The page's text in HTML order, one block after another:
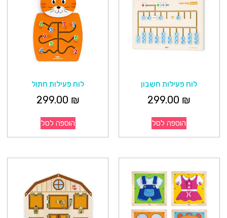
לוח פעילות חשבון
299.00 ₪
הוספה לסל
לוח פעילות חתול
299.00 ₪
הוספה לסל